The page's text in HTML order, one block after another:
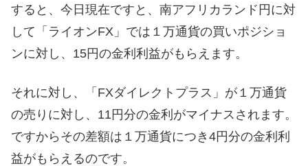
すると、今日現在ですと、南アフリカランド円に対
して「ライオンFX」では１万通貨の買いポジショ
ンに対し、15円の金利利益がもらえます。
それに対し、「FXダイレクトプラス」が１万通貨
の売りに対し、11円分の金利がマイナスされます。
ですからその差額は１万通貨につき4円分の金利利
益がもらえるのです。